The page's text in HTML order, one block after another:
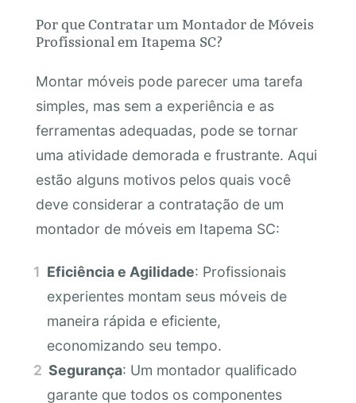
Por que Contratar um Montador de Móveis
Profissional em Itapema SC?
Montar móveis pode parecer uma tarefa
simples, mas sem a experiência e as
ferramentas adequadas, pode se tornar
uma atividade demorada e frustrante. Aqui
estão alguns motivos pelos quais você
deve considerar a contratação de um
montador de móveis em Itapema SC:
Eficiência e Agilidade: Profissionais
experientes montam seus móveis de
maneira rápida e eficiente,
economizando seu tempo.
Segurança: Um montador qualificado
garante que todos os componentes